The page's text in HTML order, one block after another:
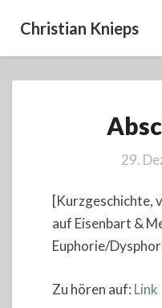
Christian Knieps
29.
[Kurzgeschichte,
auf Eisenbart &
Euphorie/
Zu hören auf: Link